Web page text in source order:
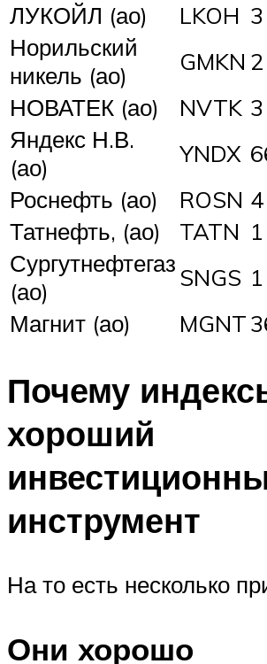
ЛУКОЙЛ (ао)
LKOH
Норильский
никель (ао)
GMKN
НОВАТЕК (ао)
NVTK
Яндекс Н.В.
(ао)
YNDX
Роснефть (ао)
ROSN
Татнефть, (ао)
TATN
Сургутнефтегаз
(ао)
SNGS
Магнит (ао)
MGNT
Почему
хороший
инструмент
На то есть несколько
Они хорошо